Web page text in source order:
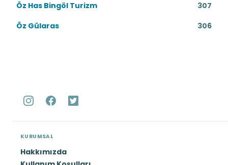
Öz Has Bingöl Turizm
307
Öz Gülaras
306
KURUMSAL
Hakkımızda